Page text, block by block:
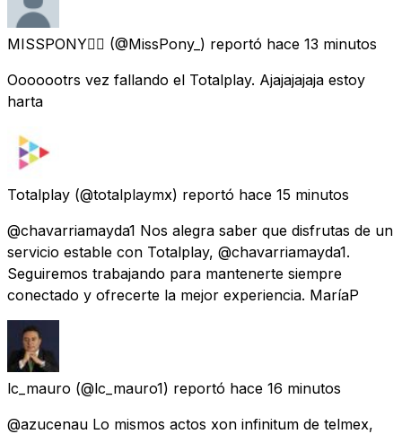
MISSPONY❤️‍🔥 (@MissPony_) reportó hace 13 minutos
Ooooootrs vez fallando el Totalplay. Ajajajajaja estoy
harta
Totalplay (@totalplaymx) reportó hace 15 minutos
@chavarriamayda1 Nos alegra saber que disfrutas de un
servicio estable con Totalplay, @chavarriamayda1.
Seguiremos trabajando para mantenerte siempre
conectado y ofrecerte la mejor experiencia. MaríaP
lc_mauro (@lc_mauro1) reportó hace 16 minutos
@azucenau Lo mismos actos xon infinitum de telmex,